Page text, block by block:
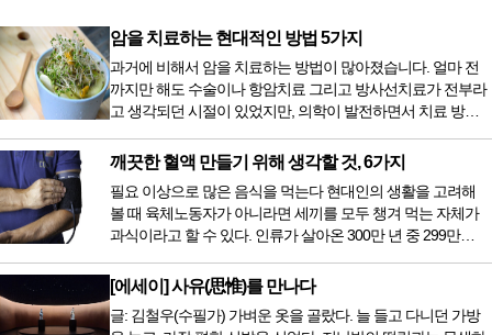
암을 치료하는 현대적인 방법 5가지
과거에 비해서 암을 치료하는 방법이 많아졌습니다. 얼마 전
까지만 해도 수술이나 항암치료 그리고 방사선치료가 전부라
고 생각되던 시절이 있었지만, 의학이 발전하면서 치료 방법
오면서 암을 치료하는 방법이 하나 더 추가되었습니다. 중입
자 치료를 받기 위해서는 일본이나 독일 등 중입자 치료기가
있는 나라에 가서 힘들게 치료받았지만 얼마 전 국내 도입 후
전립선암 환자를 시작으로 중입자 치료기가 가동되었습니다.
치료 범위가 한정되어 모든 암 환자가 중입자 치료를 받을 수
는 없지만 치료...
깨끗한 혈액 만들기 위해 생각할 것, 6가지
필요 이상으로 많은 음식을 먹는다 현대인의 생활을 고려해
볼 때 육체노동자가 아니라면 세끼를 모두 챙겨 먹는 자체가
과식이라고 할 수 있다. 인류가 살아온 300만 년 중 299만
저녁을 습관적으로 음식을 섭취한다. 게다가 밤늦은 시간까지
음식을 먹거나, 아침에 식욕이 없는데도 ‘아침을 먹어야 하루
가 활기차다’라는 이야기에 사로잡혀 억지로 먹는 경우가 많
[에세이] 사유(思惟)를 만나다
글: 김철우(수필가) 가벼운 옷을 골랐다. 늘 들고 다니던 가방